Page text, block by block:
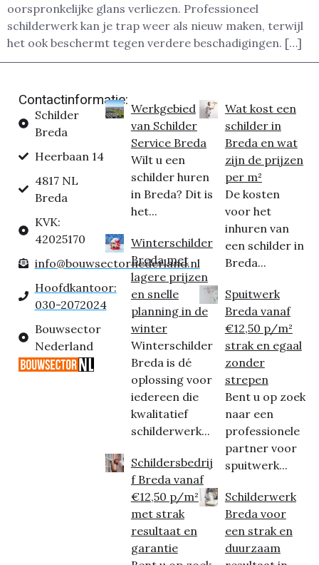
oorspronkelijke glans verliezen. Professioneel
schilderwerk kan je trap weer als nieuw maken, terwijl
het ook beschermt tegen verdere beschadigingen. […]
Contactinformatie:
Schilder
Breda
Heerbaan 14
4817 NL
Breda
KVK:
42025170
info@bouwsectornederland.nl
Hoofdkantoor:
030-2072024
Bouwsector
Nederland
Werkgebied
van Schilder
Service Breda
Wilt u een
schilder huren
in Breda? Dit is
het...
Winterschilder
Breda met
lagere prijzen
en snelle
planning in de
winter
Winterschilder
Breda is dé
oplossing voor
iedereen die
kwalitatief
schilderwerk...
Schildersbedrij
f Breda vanaf
€12,50 p/m²
met strak
resultaat en
garantie
Wat kost een
schilder in
Breda en wat
zijn de prijzen
per m²
De kosten
voor het
inhuren van
een schilder in
Breda...
Spuitwerk
Breda vanaf
€12,50 p/m²
strak en egaal
zonder
strepen
Bent u op zoek
naar een
professionele
partner voor
spuitwerk...
Schilderwerk
Breda voor
een strak en
duurzaam